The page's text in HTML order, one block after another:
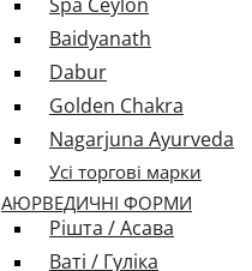
Baidyanath
Dabur
Golden Chakra
Nagarjuna Ayurveda
Усі торгові марки
АЮРВЕДИЧНІ ФОРМИ
Рішта / Асава
Ваті / Гуліка